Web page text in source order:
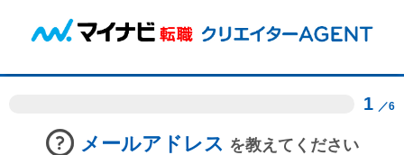
1 ／6
メールアドレス を教えてください